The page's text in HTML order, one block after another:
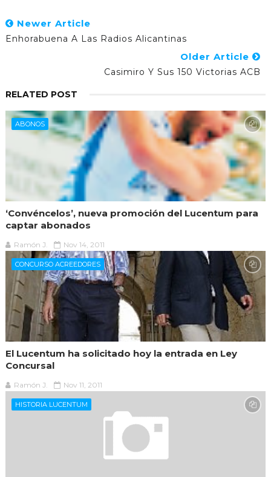
Newer Article
Enhorabuena A Las Radios Alicantinas
Older Article
Casimiro Y Sus 150 Victorias ACB
RELATED POST
ABONOS
‘Convéncelos’, nueva promoción del Lucentum para
captar abonados
Ramón J. Nov 14, 2011
CONCURSO ACREEDORES
El Lucentum ha solicitado hoy la entrada en Ley
Concursal
Ramón J. Nov 11, 2011
HISTORIA LUCENTUM